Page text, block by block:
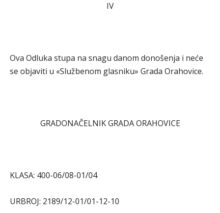
IV
Ova Odluka stupa na snagu danom donošenja i neće
se objaviti u «Službenom glasniku» Grada Orahovice.
GRADONAČELNIK GRADA ORAHOVICE
KLASA: 400-06/08-01/04
URBROJ: 2189/12-01/01-12-10